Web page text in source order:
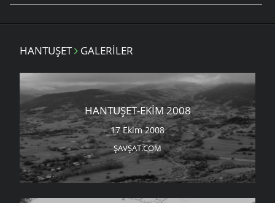
HANTUŞET GALERILER
HANTUŞET-EKIM 2008
17 Ekim 2008
ŞAVŞAT.COM